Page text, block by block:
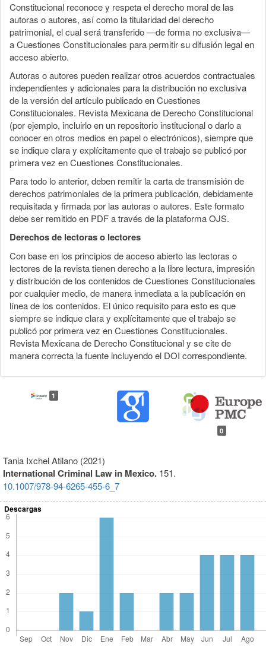
Constitucional reconoce y respeta el derecho moral de las
autoras o autores, así como la titularidad del derecho
patrimonial, el cual será transferido —de forma no exclusiva—
a Cuestiones Constitucionales para permitir su difusión legal en
acceso abierto.
Autoras o autores pueden realizar otros acuerdos contractuales
independientes y adicionales para la distribución no exclusiva
de la versión del artículo publicado en Cuestiones
Constitucionales. Revista Mexicana de Derecho Constitucional
(por ejemplo, incluirlo en un repositorio institucional o darlo a
conocer en otros medios en papel o electrónicos), siempre que
se indique clara y explícitamente que el trabajo se publicó por
primera vez en Cuestiones Constitucionales.
Para todo lo anterior, deben remitir la carta de transmisión de
derechos patrimoniales de la primera publicación, debidamente
requisitada y firmada por las autoras o autores. Este formato
debe ser remitido en PDF a través de la plataforma OJS.
Derechos de lectoras o lectores
Con base en los principios de acceso abierto las lectoras o
lectores de la revista tienen derecho a la libre lectura, impresión
y distribución de los contenidos de Cuestiones Constitucionales
por cualquier medio, de manera inmediata a la publicación en
línea de los contenidos. El único requisito para esto es que
siempre se indique clara y explícitamente que el trabajo se
publicó por primera vez en Cuestiones Constitucionales.
Revista Mexicana de Derecho Constitucional y se cite de
manera correcta la fuente incluyendo el DOI correspondiente.
1
0
Tania Ixchel Atilano (2021)
International Criminal Law in Mexico. 151.
10.1007/978-94-6265-455-6_7
Descargas